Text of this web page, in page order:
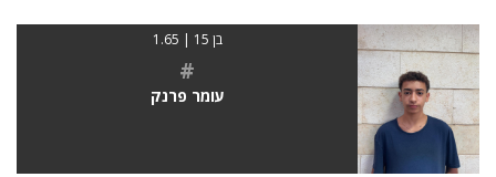
בן 15 | 1.65
#
עומר פרנק